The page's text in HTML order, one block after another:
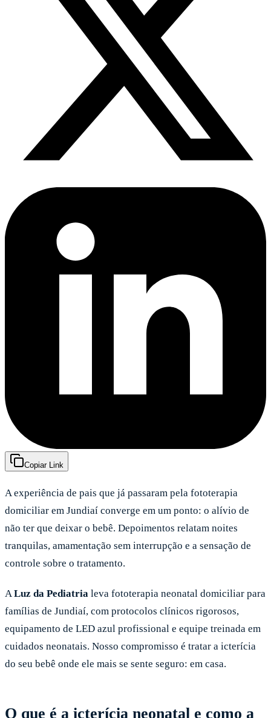
Copiar Link
A experiência de pais que já passaram pela fototerapia
domiciliar em Jundiaí converge em um ponto: o alívio de
não ter que deixar o bebê. Depoimentos relatam noites
tranquilas, amamentação sem interrupção e a sensação de
controle sobre o tratamento.
ALuz da Pediatria leva fototerapia neonatal domiciliar para
famílias de Jundiaí, com protocolos clínicos rigorosos,
equipamento de LED azul profissional e equipe treinada em
cuidados neonatais. Nosso compromisso é tratar a icterícia
do seu bebê onde ele mais se sente seguro: em casa.
O que é a icterícia neonatal e como a